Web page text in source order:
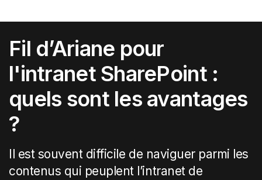
Fil d’Ariane pour
l'intranet SharePoint :
quels sont les avantages
?
Il est souvent difficile de naviguer parmi les
contenus qui peuplent l’intranet de